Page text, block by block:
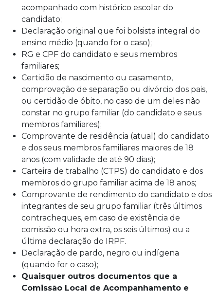
acompanhado com histórico escolar do
candidato;
Declaração original que foi bolsista integral do
ensino médio (quando for o caso);
RG e CPF do candidato e seus membros
familiares;
Certidão de nascimento ou casamento,
comprovação de separação ou divórcio dos pais,
ou certidão de óbito, no caso de um deles não
constar no grupo familiar (do candidato e seus
membros familiares);
Comprovante de residência (atual) do candidato
e dos seus membros familiares maiores de 18
anos (com validade de até 90 dias);
Carteira de trabalho (CTPS) do candidato e dos
membros do grupo familiar acima de 18 anos;
Comprovante de rendimento do candidato e dos
integrantes de seu grupo familiar (três últimos
contracheques, em caso de existência de
comissão ou hora extra, os seis últimos) ou a
última declaração do IRPF.
Declaração de pardo, negro ou indígena
(quando for o caso);
Quaisquer outros documentos que a
Comissão Local de Acompanhamento e